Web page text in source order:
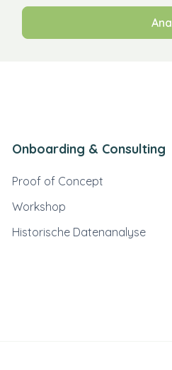
Onboarding & Consulting
Proof of Concept
Workshop
Historische Datenanalyse